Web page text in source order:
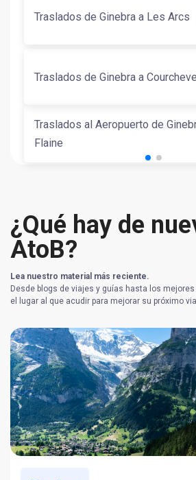
Traslados de Ginebra a Les Arcs
Traslados de Ginebra a
Traslados al Aeropuerto de
Flaine
¿Qué hay de
AtoB?
Lea nuestro material más reciente.
Desde blogs de viajes y guías hasta los
el lugar al que acudir para mejorar su próximo